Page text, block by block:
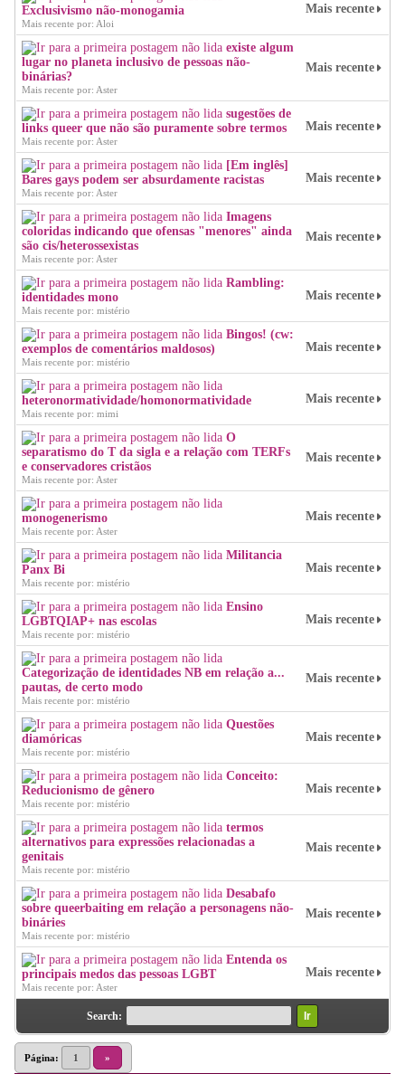
Exclusivismo não-monogamia
Mais recente por: Aloi
Mais recente
existe algum
lugar no planeta inclusivo de pessoas não-
binárias?
Mais recente por: Aster
Mais recente
sugestões de
links queer que não são puramente sobre termos
Mais recente por: Aster
Mais recente
[Em inglês]
Bares gays podem ser absurdamente racistas
Mais recente por: Aster
Mais recente
Imagens
coloridas indicando que ofensas "menores" ainda
são cis/heterossexistas
Mais recente por: Aster
Mais recente
Rambling:
identidades mono
Mais recente por: mistério
Mais recente
Bingos! (cw:
exemplos de comentários maldosos)
Mais recente por: mistério
Mais recente
heteronormatividade/homonormatividade
Mais recente por: mimi
Mais recente
O
separatismo do T da sigla e a relação com TERFs
e conservadores cristãos
Mais recente por: Aster
Mais recente
monogenerismo
Mais recente por: Aster
Mais recente
Militancia
Panx Bi
Mais recente por: mistério
Mais recente
Ensino
LGBTQIAP+ nas escolas
Mais recente por: mistério
Mais recente
Categorização de identidades NB em relação a...
pautas, de certo modo
Mais recente por: mistério
Mais recente
Questões
diamóricas
Mais recente por: mistério
Mais recente
Conceito:
Reducionismo de gênero
Mais recente por: mistério
Mais recente
termos
alternativos para expressões relacionadas a
genitais
Mais recente por: mistério
Mais recente
Desabafo
sobre queerbaiting em relação a personagens não-
bináries
Mais recente por: mistério
Mais recente
Entenda os
principais medos das pessoas LGBT
Mais recente por: Aster
Mais recente
Search:
Página: 1 »